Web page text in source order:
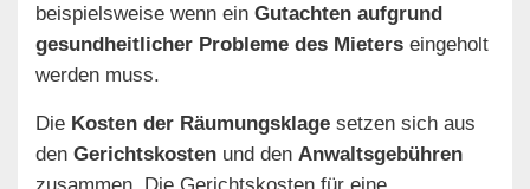
beispielsweise wenn ein Gutachten aufgrund
gesundheitlicher Probleme des Mieters eingeholt
werden muss.
Die Kosten der Räumungsklage setzen sich aus
den Gerichtskosten und den Anwaltsgebühren
zusammen. Die Gerichtskosten für eine